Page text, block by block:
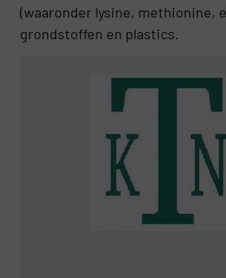
(waaronder lysine, methionine,
grondstoffen en plastics.